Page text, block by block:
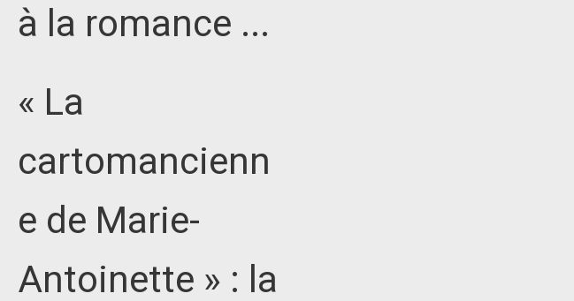
à la romance ...
« La
cartomancienn
e de Marie-
Antoinette » : la